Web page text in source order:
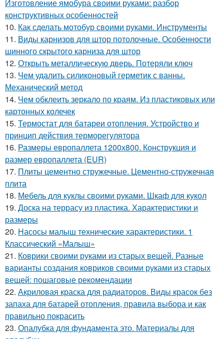
Изготовление ямобура своими руками: разбор
конструктивных особенностей
10. Как сделать мотобур своими руками. Инструменты
11. Виды карнизов для штор потолочные. Особенности
шинного скрытого карниза для штор
12. Открыть металлическую дверь. Потеряли ключ
13. Чем удалить силиконовый герметик с ванны.
Механический метод
14. Чем обклеить зеркало по краям. Из пластиковых или
картонных колечек
15. Термостат для батареи отопления. Устройство и
принцип действия терморегулятора
16. Размеры европаллета 1200х800. Конструкция и
размер европаллета (EUR)
17. Плиты цементно стружечные. Цементно-стружечная
плита
18. Мебель для куклы своими руками. Шкаф для кукол
19. Доска на террасу из пластика. Характеристики и
размеры
20. Насосы малыш технические характеристики. 1
Классический «Малыш»
21. Коврики своими руками из старых вещей. Разные
варианты создания ковриков своими руками из старых
вещей: пошаговые рекомендации
22. Акриловая краска для радиаторов. Виды красок без
запаха для батарей отопления, правила выбора и как
правильно покрасить
23. Опалубка для фундамента это. Материалы для